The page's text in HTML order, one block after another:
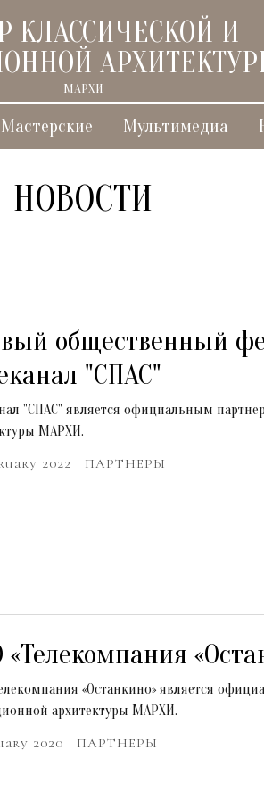
МАРХИ
КЛАССИЧЕСКОЙ И
Мастерские Мультимедиа
НОВОСТИ
общественный
"СПАС"
"СПАС" является официальным
МАРХИ.
2022
ПАРТНЕРЫ
«Останкино» является
архитектуры МАРХИ.
2020
ПАРТНЕРЫ